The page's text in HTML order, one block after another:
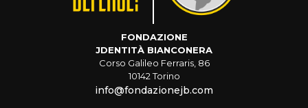
FONDAZIONE
JDENTITÀ BIANCONERA
Corso Galileo Ferraris, 86
10142 Torino
info@fondazionejb.com